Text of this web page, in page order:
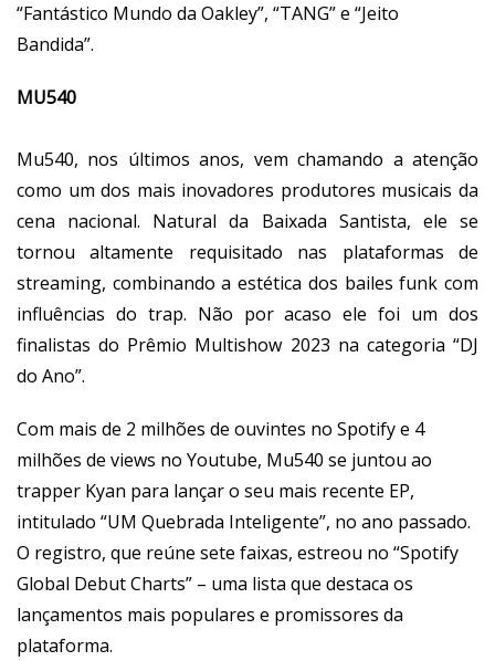
“Fantástico Mundo da Oakley”, “TANG” e “Jeito
Bandida”.
MU540
Mu540, nos últimos anos, vem chamando a atenção
como um dos mais inovadores produtores musicais da
cena nacional. Natural da Baixada Santista, ele se
tornou altamente requisitado nas plataformas de
streaming, combinando a estética dos bailes funk com
influências do trap. Não por acaso ele foi um dos
finalistas do Prêmio Multishow 2023 na categoria “DJ
do Ano”.
Com mais de 2 milhões de ouvintes no Spotify e 4
milhões de views no Youtube, Mu540 se juntou ao
trapper Kyan para lançar o seu mais recente EP,
intitulado “UM Quebrada Inteligente”, no ano passado.
O registro, que reúne sete faixas, estreou no “Spotify
Global Debut Charts” – uma lista que destaca os
lançamentos mais populares e promissores da
plataforma.